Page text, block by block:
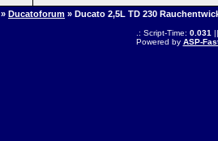
» Ducatoforum » Ducato 2,5L TD 230
.: Script-Time: 0.031
Powered by ASP-